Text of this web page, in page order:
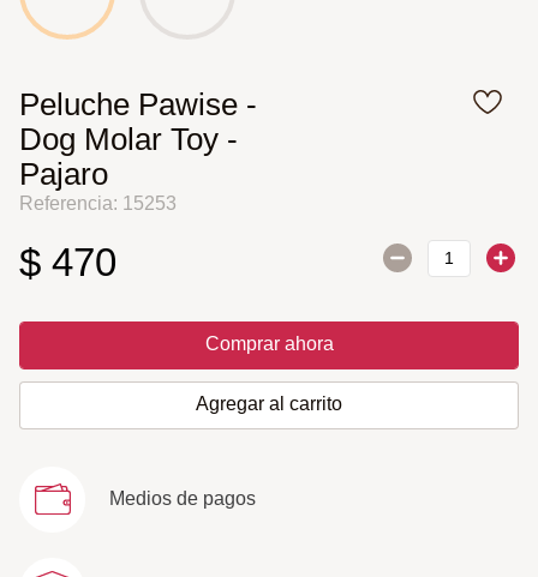
Peluche Pawise -
Dog Molar Toy -
Pajaro
Referencia: 15253
$ 470
Comprar ahora
Agregar al carrito
Medios de pagos